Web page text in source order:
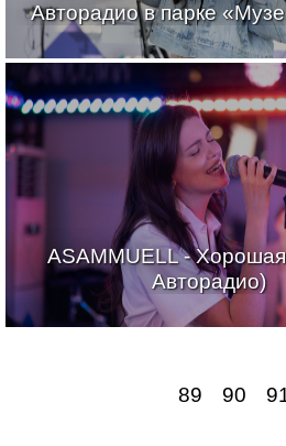
Авторадио в парке
ASAMMUELL -
Авторадио)
89 90